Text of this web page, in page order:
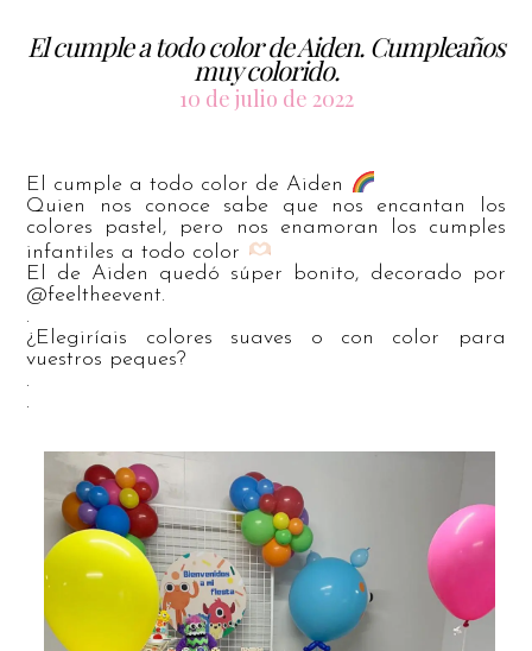
El cumple a todo color de Aiden. Cumpleaños
muy colorido.
10 de julio de 2022
El cumple a todo color de Aiden
Quien nos conoce sabe que nos encantan los
colores pastel, pero nos enamoran los cumples
infantiles a todo color
El de Aiden quedó súper bonito, decorado por
@feeltheevent.
.
¿Elegiríais colores suaves o con color para
vuestros peques?
.
.